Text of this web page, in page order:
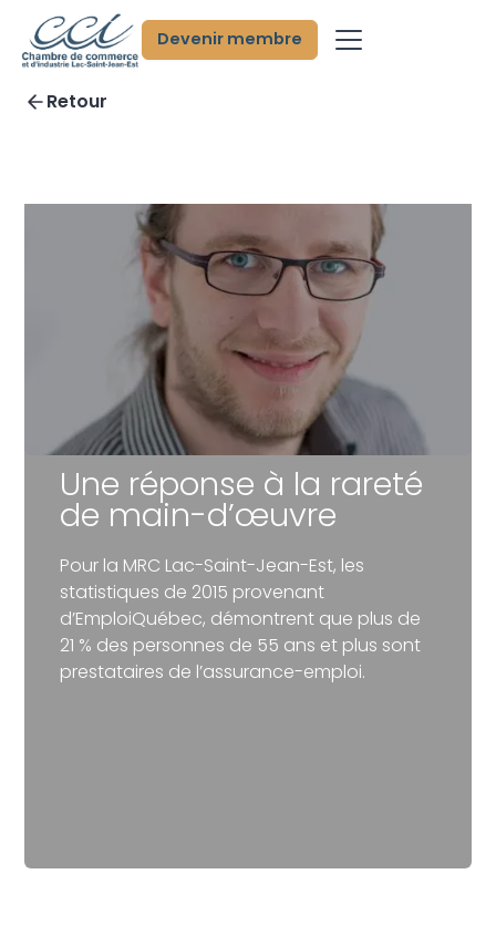
Devenir membre
Retour
Une réponse à la rareté
de main-d’œuvre
Pour la MRC Lac-Saint-Jean-Est, les
statistiques de 2015 provenant
d’EmploiQuébec, démontrent que plus de
21 % des personnes de 55 ans et plus sont
prestataires de l’assurance-emploi.